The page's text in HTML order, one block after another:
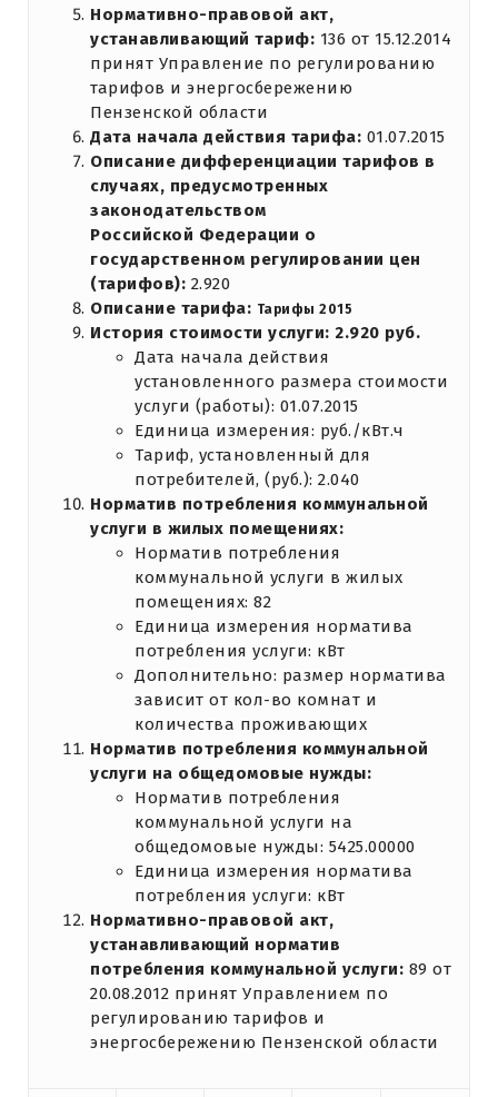
Нормативно-правовой акт,
устанавливающий тариф: 136 от 15.12.2014
принят Управление по регулированию
тарифов и энергосбережению
Пензенской области
Дата начала действия тарифа: 01.07.2015
Описание дифференциации тарифов в
случаях, предусмотренных
законодательством
Российской Федерации о
государственном регулировании цен
(тарифов): 2.920
Описание тарифа: Тарифы 2015
История стоимости услуги: 2.920 руб.
Дата начала действия
установленного размера стоимости
услуги (работы): 01.07.2015
Единица измерения: руб./кВт.ч
Тариф, установленный для
потребителей, (руб.): 2.040
Норматив потребления коммунальной
услуги в жилых помещениях:
Норматив потребления
коммунальной услуги в жилых
помещениях: 82
Единица измерения норматива
потребления услуги: кВт
Дополнительно: размер норматива
зависит от кол-во комнат и
количества проживающих
Норматив потребления коммунальной
услуги на общедомовые нужды:
Норматив потребления
коммунальной услуги на
общедомовые нужды: 5425.00000
Единица измерения норматива
потребления услуги: кВт
Нормативно-правовой акт,
устанавливающий норматив
потребления коммунальной услуги: 89 от
20.08.2012 принят Управлением по
регулированию тарифов и
энергосбережению Пензенской области